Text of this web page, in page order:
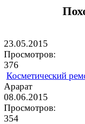
23.05.2015
Просмотров:
376
Косметический
Арарат
08.06.2015
Просмотров:
354